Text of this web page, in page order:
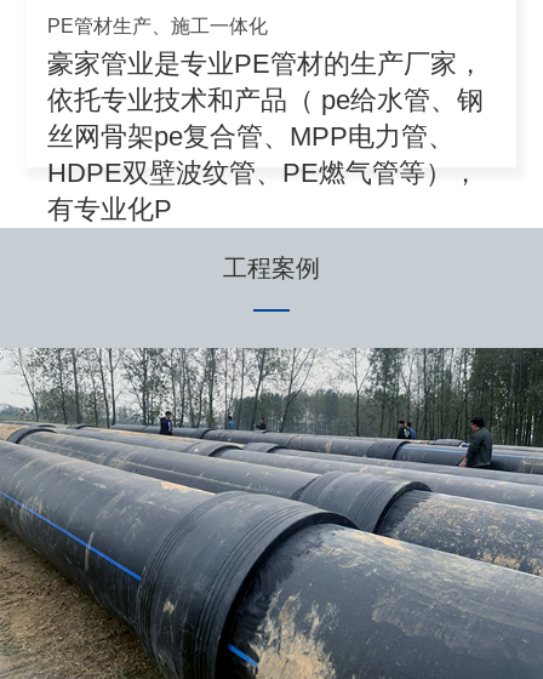
PE管材生产、施工一体化
豪家管业是专业PE管材的生产厂家，
依托专业技术和产品（ pe给水管、钢
丝网骨架pe复合管、MPP电力管、
HDPE双壁波纹管、PE燃气管等），
有专业化P
工程案例